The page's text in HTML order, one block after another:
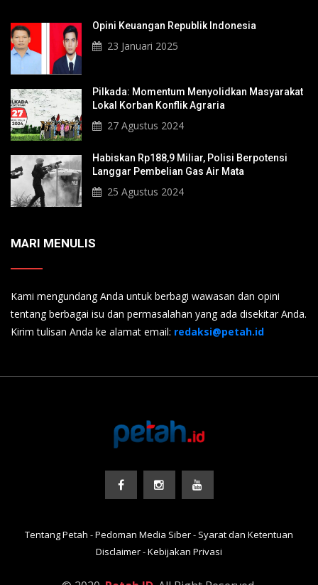
Opini Keuangan Republik Indonesia
23 Januari 2025
Pilkada: Momentum Menyolidkan Masyarakat
Lokal Korban Konflik Agraria
27 Agustus 2024
Habiskan Rp188,9 Miliar, Polisi Berpotensi
Langgar Pembelian Gas Air Mata
25 Agustus 2024
MARI MENULIS
Kami mengundang Anda untuk berbagi wawasan dan opini
tentang berbagai isu dan permasalahan yang ada disekitar Anda.
Kirim tulisan Anda ke alamat email: redaksi@petah.id
Tentang Petah -Pedoman Media Siber- Syarat dan Ketentuan
Disclaimer-Kebijakan Privasi